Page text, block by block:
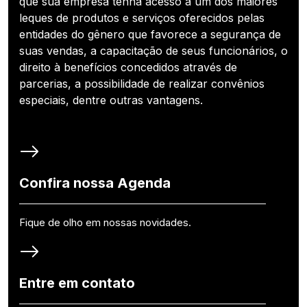
leques de produtos e serviços oferecidos pelas
entidades do gênero que favorece a segurança de
suas vendas, a capacitação de seus funcionários, o
direito à benefícios concedidos através de
parcerias, a possibilidade de realizar convênios
especiais, dentre outras vantagens.
Confira nossa Agenda
Fique de olho em nossas novidades.
Entre em contato